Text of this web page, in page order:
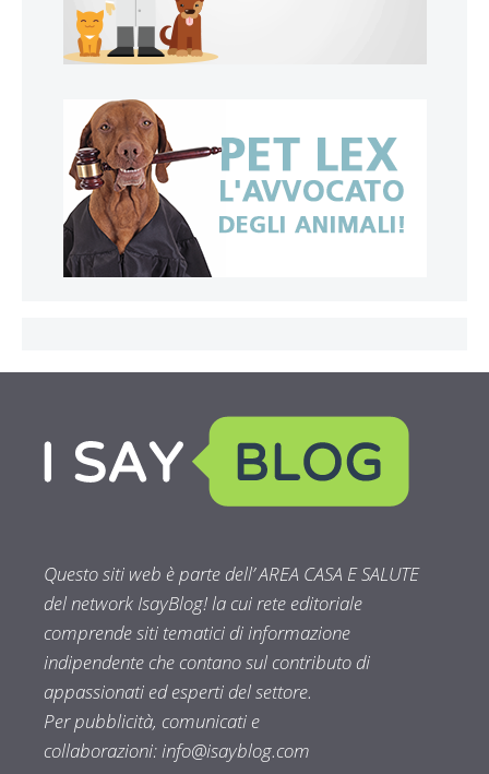
Questo siti web è parte dell’ AREA CASA E SALUTE
del network IsayBlog! la cui rete editoriale
comprende siti tematici di informazione
indipendente che contano sul contributo di
appassionati ed esperti del settore.
Per pubblicità, comunicati e
collaborazioni:info@isayblog.com